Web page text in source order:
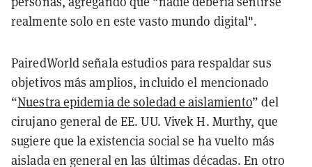
realmente solo en este vasto mundo digital".
PairedWorld señala estudios para respaldar sus
objetivos más amplios, incluido el mencionado
“Nuestra epidemia de soledad e aislamiento” del
cirujano general de EE. UU. Vivek H. Murthy, que
sugiere que la existencia social se ha vuelto más
aislada en general en las últimas décadas. En otro